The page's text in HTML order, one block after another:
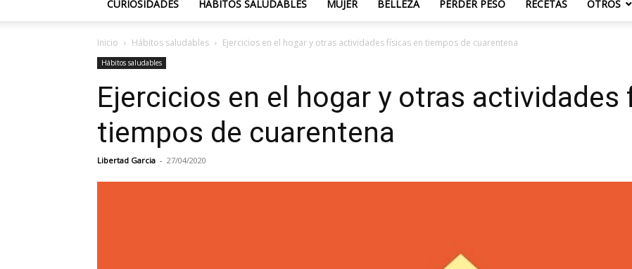
CURIOSIDADES HÁBITOS SALUDABLES MUJER BELLEZA PERDER PESO RECETAS OTROS
Inicio Hábitos saludables Ejercicios en el hogar y otras actividades físicas en tiempos de cuarentena
Hábitos saludables
Ejercicios en el hogar y otras actividades
tiempos de cuarentena
Libertad Garcia - 27/04/2020